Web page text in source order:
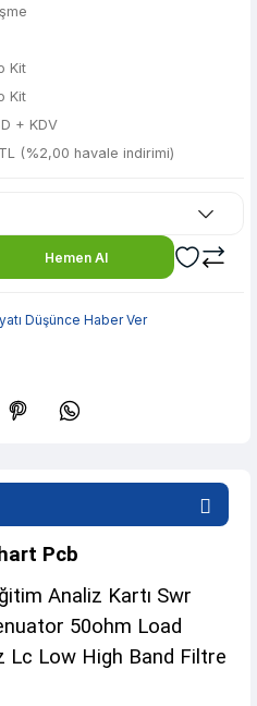
Kit
Kit
+ KDV
(%2,00 havale indirimi)
Hemen Al
Düşünce Haber Ver
başlayan taksitlerle! x 9
Pcb
Analiz Kartı Swr
50ohm Load
Lc Low High Band Filtre